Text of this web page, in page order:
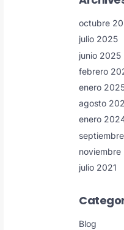
octubre
julio 2025
junio 2025
febrero
enero
agosto
enero
julio 2021
Blog